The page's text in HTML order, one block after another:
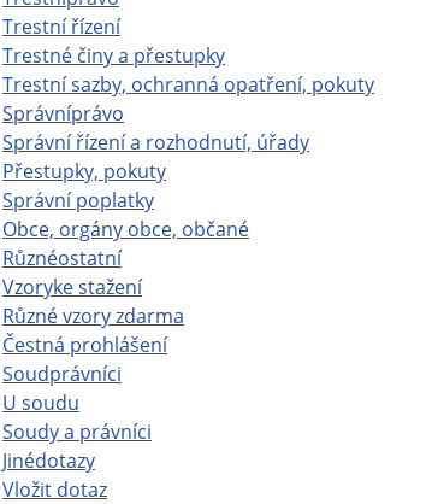
Trestní řízení
Trestné činy a přestupky
Trestní sazby, ochranná opatření, pokuty
Správníprávo
Správní řízení a rozhodnutí, úřady
Přestupky, pokuty
Správní poplatky
Obce, orgány obce, občané
Různéostatní
Vzoryke stažení
Různé vzory zdarma
Čestná prohlášení
Soudprávníci
U soudu
Soudy a právníci
Jinédotazy
Vložit dotaz